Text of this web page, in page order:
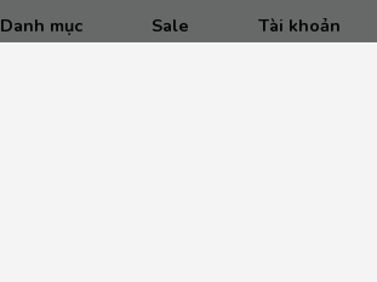
Danh mục Sale Tài khoản